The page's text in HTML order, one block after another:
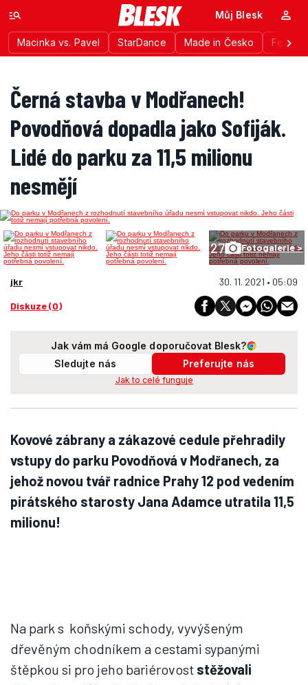
Macinka vs. Pavel StarDance Made in Česko
Můj Blesk
Černá stavba v Modřanech!
Povodňová dopadla jako Sofiják.
Lidé do parku za 11,5 milionu
nesmějí
27 Fotogalerie >
jkr 30. 11. 2021 • 05:09
Diskuze (0)
Jak vám má Google doporučovat Blesk?
Sledujte nás
Preferujte nás
Jak to celé funguje
Kovové zábrany a zákazové cedule přehradily
vstupy do parku Povodňová v Modřanech, za
jehož novou tvář radnice Prahy 12 pod vedením
pirátského starosty Jana Adamce utratila 11,5
milionu!
Na park s koňskými schody, vyvýšeným
dřevěným chodníkem a cestami sypanými
štěpkou si pro jeho bariérovost stěžovali